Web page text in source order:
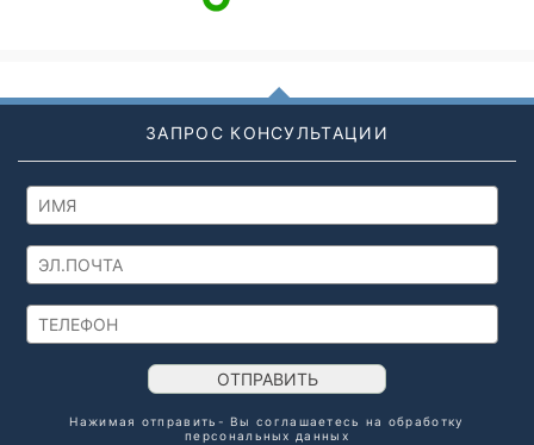
ЗАПРОС КОНСУЛЬТАЦИИ
ОТПРАВИТЬ
Нажимая отправить- Вы соглашаетесь на обработку
персональных данных